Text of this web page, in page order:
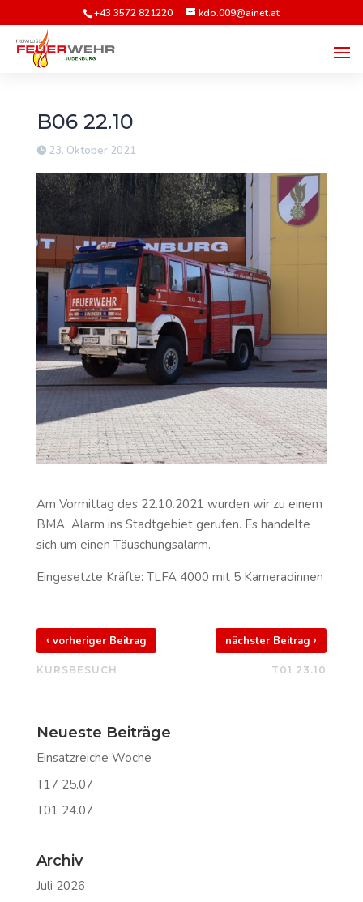
+43 3572 821220 kdo.009@ainet.at
B06 22.10
23. Oktober 2021
Am Vormittag des 22.10.2021 wurden wir zu einem
BMA Alarm ins Stadtgebiet gerufen. Es handelte
sich um einen Täuschungsalarm.
Eingesetzte Kräfte: TLFA 4000 mit 5 Kameradinnen
‹ vorheriger Beitrag
KURSBESUCH
nächster Beitrag›
T01 23.10
Neueste Beiträge
Einsatzreiche Woche
T17 25.07
T01 24.07
Archiv
Juli 2026